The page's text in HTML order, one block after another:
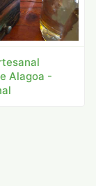
Alagoa -